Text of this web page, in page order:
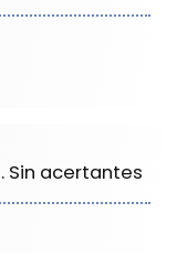
. Sin acertantes